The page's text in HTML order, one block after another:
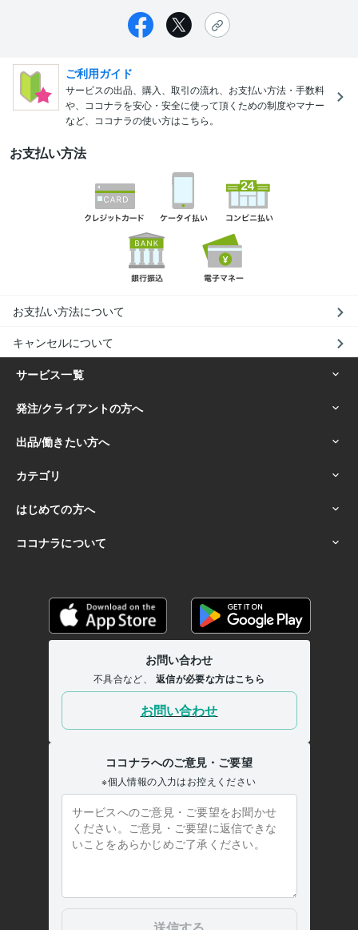
ご利用ガイド
サービスの出品、購入、取引の流れ、お支払い方法・手数料
や、ココナラを安心・安全に使って頂くための制度やマナー
など、ココナラの使い方はこちら。
お支払い方法
お支払い方法について
キャンセルについて